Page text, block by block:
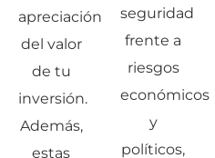
apreciación
del valor
de tu
inversión.
Además,
estas
seguridad
frente a
riesgos
económicos
y
políticos,